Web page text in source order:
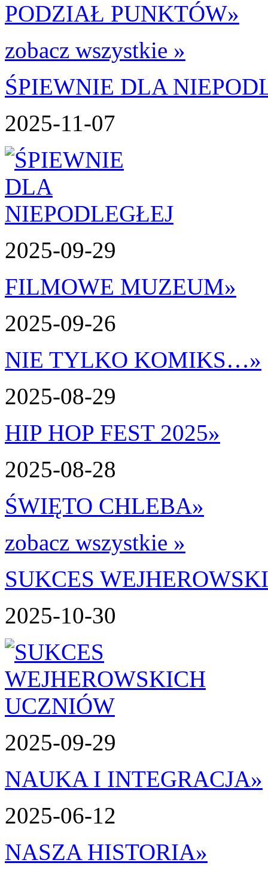
PODZIAŁ PUNKTÓW»
zobacz wszystkie »
ŚPIEWNIE DLA
2025-11-07
2025-09-29
FILMOWE MUZEUM»
2025-09-26
NIE TYLKO KOMIKS…»
2025-08-29
HIP HOP FEST 2025»
2025-08-28
ŚWIĘTO CHLEBA»
zobacz wszystkie »
SUKCES
2025-10-30
2025-09-29
NAUKA I INTEGRACJA»
2025-06-12
NASZA HISTORIA»